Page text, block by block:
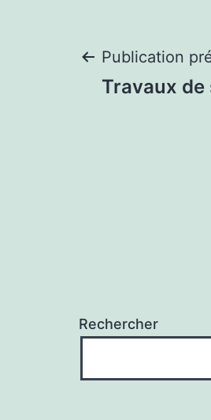
Publication
Travaux
Rechercher